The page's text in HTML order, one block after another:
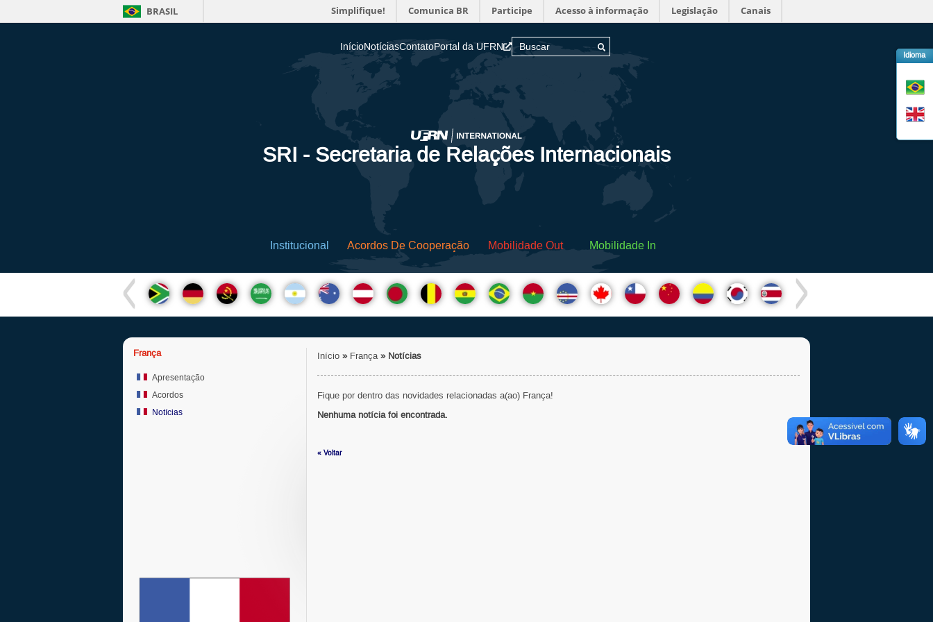
BRASIL Simplifique! Comunica BR Participe Acesso à informação Legislação Canais
Idioma
InícioNotíciasContatoPortal da UFRN
SRI - Secretaria de Relações Internacionais
Institucional Acordos De Cooperação Mobilidade Out Mobilidade In
França
Apresentação
Acordos
Notícias
Início »França » Notícias
Fique por dentro das novidades relacionadas a(ao) França!
Nenhuma notícia foi encontrada.
« Voltar